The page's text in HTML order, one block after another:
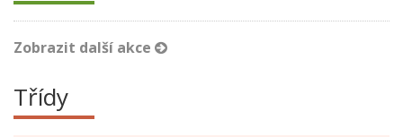
Zobrazit další akce
Třídy